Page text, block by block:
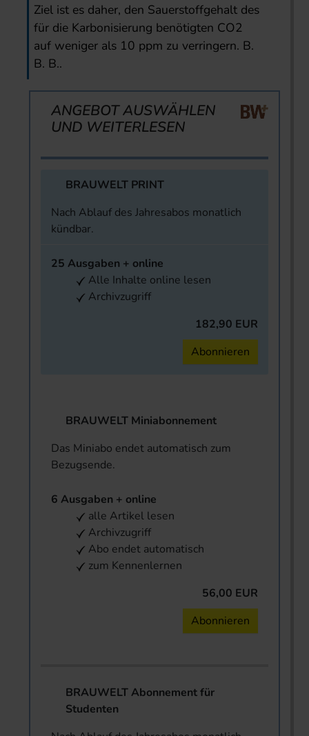
Ziel ist es daher, den Sauerstoffgehalt des
für die Karbonisierung benötigten CO2
auf weniger als 10 ppm zu verringern. B.
B. B..
ANGEBOT AUSWÄHLEN
UND WEITERLESEN
BRAUWELT PRINT
Nach Ablauf des Jahresabos monatlich
kündbar.
25 Ausgaben + online
Alle Inhalte online lesen
Archivzugriff
182,90 EUR
Abonnieren
BRAUWELT Miniabonnement
Das Miniabo endet automatisch zum
Bezugsende.
6 Ausgaben + online
alle Artikel lesen
Archivzugriff
Abo endet automatisch
zum Kennenlernen
56,00 EUR
Abonnieren
BRAUWELT Abonnement für
Studenten